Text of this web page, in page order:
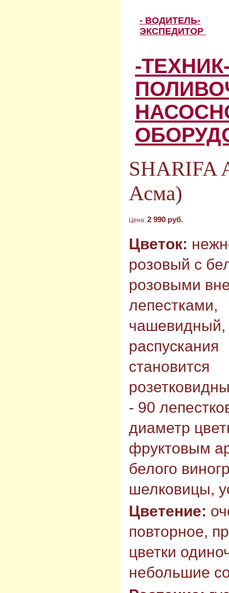
- ВОДИТЕЛЬ-
ЭКСПЕДИТОР
-
SHARIFA
Асма)
Цена: 2 990 руб.
Цветок:
розовый с
розовыми
лепестками,
чашевидный,
распускания
становится
- 90
диаметр
фруктовым
белого
шелковицы,
Цветение:
повторное,
цветки
небольшие